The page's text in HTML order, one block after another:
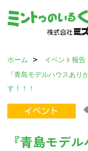
ホーム
イベント報告
『青島モデルハウスあり
す！！！
『青島モデ